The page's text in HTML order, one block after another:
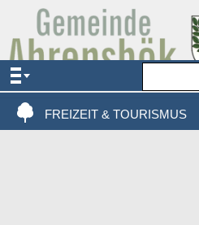
AKTUELLES & SERVICE
VERWALTUNG & POLITIK
FREIZEIT & TOURISMUS